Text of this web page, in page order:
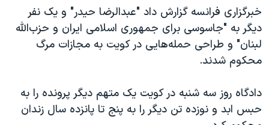
تریبونال مردمی آبان ۹۸
دادگاه حمید نوری
چهل سال گروگان‌گیری
اعتراضات مردمی آبان ۹۸
اسرائیل در جنگ
خبرگزاری فرانسه گزارش داد "عبدالرضا حیدر" و یک نفر
دیگر به "جاسوسی برای جمهوری اسلامی ایران و حزب‌الله
لبنان" و طراحی حمله‌هایی در کویت به مجازات مرگ
محکوم شدند.
دادگاه روز سه شنبه در کویت یک متهم دیگر پرونده را به
حبس ابد و نوزده تن دیگر را به پنج تا پانزده سال زندان